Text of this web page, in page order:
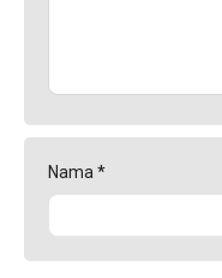
Nama *